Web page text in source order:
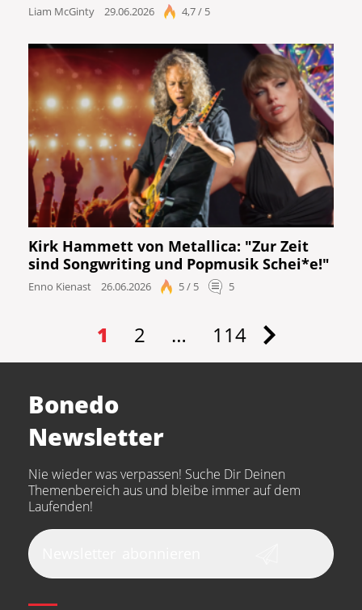
Liam McGinty 29.06.2026 4,7 / 5
Kirk Hammett von Metallica: "Zur Zeit
sind Songwriting und Popmusik Schei*e!"
Enno Kienast 26.06.2026 5 / 5 5
1 2 … 114
Bonedo
Newsletter
Nie wieder was verpassen! Suche Dir Deinen
Themenbereich aus und bleibe immer auf dem
Laufenden!